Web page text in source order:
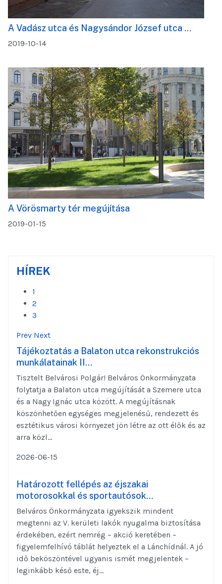
A Vadász utca és Nagysándor József utca …
2019-10-14
A Vörösmarty tér megújítása
2019-01-15
HÍREK
1
2
3
Prev Next
Tájékoztatás a Balaton utca rekonstrukciós
munkálatainak II…
Tisztelt Belvárosi Polgár! Belváros Önkormányzata
folytatja a Balaton utca megújítását a Szemere utca
és a Nagy Ignác utca között. A megújításnak
köszönhetően egységes megjelenésű, rendezett és
esztétikus városi környezet jön létre az ott élők és az
arra közl...
2026-06-15
Határozott fellépés az éjszakai
motorosokkal és sportautósok…
Belváros Önkormányzata igyekszik mindent
megtenni az V. kerületi lakók nyugalma biztosítása
érdekében, ezért nemrég – akció keretében –
figyelemfelhívó táblát helyeztek el a Lánchídnál. A jó
idő beköszöntével ugyanis ismét megjelentek –
leginkább késő este, éj...